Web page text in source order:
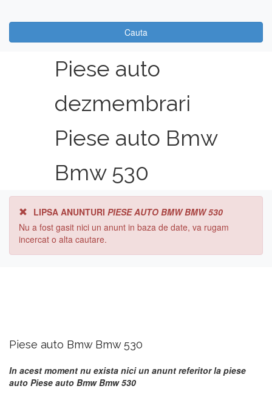
Cauta
Piese auto
dezmembrari
Piese auto Bmw
Bmw 530
LIPSA ANUNTURI PIESE AUTO BMW BMW 530
Nu a fost gasit nici un anunt in baza de date, va rugam
incercat o alta cautare.
Piese auto Bmw Bmw 530
In acest moment nu exista nici un anunt referitor la piese
auto Piese auto Bmw Bmw 530